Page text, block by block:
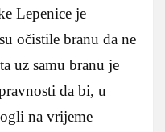
Lepenice je
očistile branu da ne
uz samu branu je
da bi, u
na vrijeme